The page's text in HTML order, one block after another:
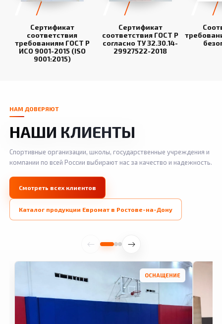
Сертификат
соответствия
требованиям ГОСТ Р
ИСО 9001-2015 (ISO
9001:2015)
Сертификат
соответствия ГОСТ Р
согласно ТУ 32.30.14-
29927522-2018
НАМ ДОВЕРЯЮТ
НАШИ КЛИЕНТЫ
Спортивные организации, школы, государственные учреждения и
компании по всей России выбирают нас за качество и надежность.
Смотреть всех клиентов
Каталог продукции Евромат в Ростове-на-Дону
ОСНАЩЕНИЕ